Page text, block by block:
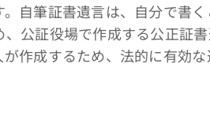
自筆証書遺言は、自分で書
公証役場で作成する公正証
作成するため、法的に有効